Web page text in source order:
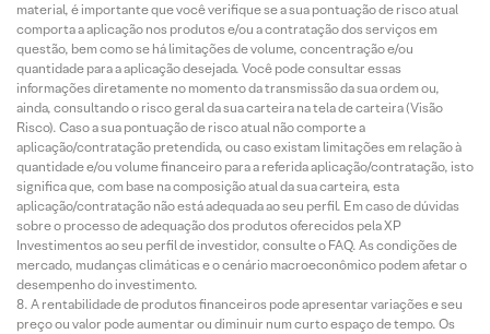
material, é importante que você verifique se a sua pontuação de risco atual
comporta a aplicação nos produtos e/ou a contratação dos serviços em
questão, bem como se há limitações de volume, concentração e/ou
quantidade para a aplicação desejada. Você pode consultar essas
informações diretamente no momento da transmissão da sua ordem ou,
ainda, consultando o risco geral da sua carteira na tela de carteira (Visão
Risco). Caso a sua pontuação de risco atual não comporte a
aplicação/contratação pretendida, ou caso existam limitações em relação à
quantidade e/ou volume financeiro para a referida aplicação/contratação, isto
significa que, com base na composição atual da sua carteira, esta
aplicação/contratação não está adequada ao seu perfil. Em caso de dúvidas
sobre o processo de adequação dos produtos oferecidos pela XP
Investimentos ao seu perfil de investidor, consulte o FAQ. As condições de
mercado, mudanças climáticas e o cenário macroeconômico podem afetar o
desempenho do investimento.
A rentabilidade de produtos financeiros pode apresentar variações e seu
preço ou valor pode aumentar ou diminuir num curto espaço de tempo. Os